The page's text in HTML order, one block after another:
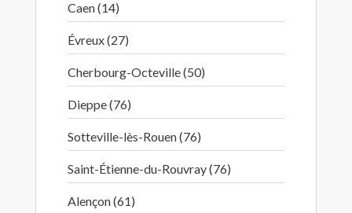
Caen (14)
Évreux (27)
Cherbourg-Octeville (50)
Dieppe (76)
Sotteville-lès-Rouen (76)
Saint-Étienne-du-Rouvray (76)
Alençon (61)